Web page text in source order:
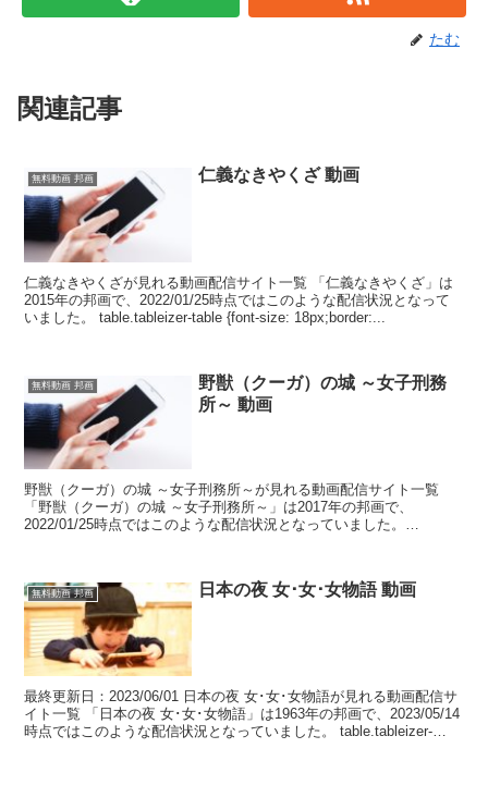
たむ
関連記事
無料動画 邦画 仁義なきやくざ 動画
仁義なきやくざが見れる動画配信サイト一覧 「仁義なきやくざ」は
2015年の邦画で、2022/01/25時点ではこのような配信状況となって
いました。 table.tableizer-table {font-size: 18px;border:...
無料動画 邦画
野獣（クーガ）の城 ～女子刑務
所～ 動画
野獣（クーガ）の城 ～女子刑務所～が見れる動画配信サイト一覧
「野獣（クーガ）の城 ～女子刑務所～」は2017年の邦画で、
2022/01/25時点ではこのような配信状況となっていました。
無料動画 邦画 日本の夜 女･女･女物語 動画
最終更新日：2023/06/01 日本の夜 女･女･女物語が見れる動画配信サ
イト一覧 「日本の夜 女･女･女物語」は1963年の邦画で、2023/05/14
時点ではこのような配信状況となっていました。 table.tableizer-